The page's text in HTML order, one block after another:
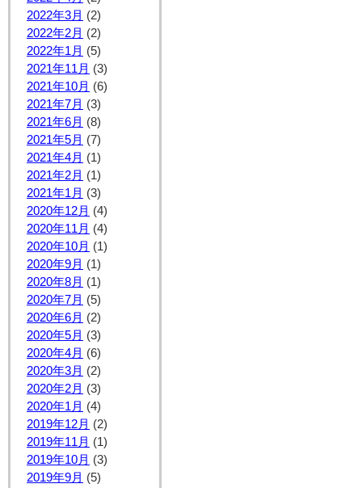
2022年3月 (2)
2022年2月 (2)
2022年1月 (5)
2021年11月 (3)
2021年10月 (6)
2021年7月 (3)
2021年6月 (8)
2021年5月 (7)
2021年4月 (1)
2021年2月 (1)
2021年1月 (3)
2020年12月 (4)
2020年11月 (4)
2020年10月 (1)
2020年9月 (1)
2020年8月 (1)
2020年7月 (5)
2020年6月 (2)
2020年5月 (3)
2020年4月 (6)
2020年3月 (2)
2020年2月 (3)
2020年1月 (4)
2019年12月 (2)
2019年11月 (1)
2019年10月 (3)
2019年9月 (5)